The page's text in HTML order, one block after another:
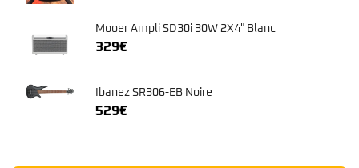
Mooer Ampli SD30i 30W 2X4" Blanc
329€
Ibanez SR306-EB Noire
529€